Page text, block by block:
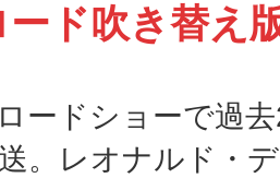
ド吹き替え
ードショーで過
。レオナルド・